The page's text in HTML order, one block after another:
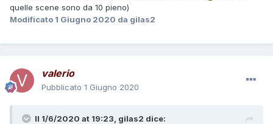
quelle scene sono da 10 pieno)
Modificato 1 Giugno 2020 da gilas2
valerio
Pubblicato 1 Giugno 2020
Il 1/6/2020 at 19:23, gilas2 dice: